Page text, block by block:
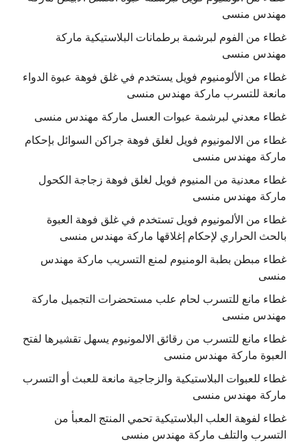
مهندس منسى
غطاء من الفوم لبرشمة برطمانات البلاستيكية ماركة
مهندس منسى
غطاء من الألومنيوم فويل يستخدم في غلق فوهة عبوة الدواء
مانعة للتسرب ماركة مهندس منسى
غطاء معدني لبرشمة عبوات العسل ماركة مهندس منسى
غطاء من الالمونيوم فويل لغلق فوهة جراكن السوائل بإحكام
ماركة مهندس منسى
غطاء معدنية من المنيوم فويل لغلق فوهة زجاجة الكحول
ماركة مهندس منسى
غطاء من الألمونيوم فويل تستخدم في غلق فوهة العبوة
بالحث الحراري لإحكام إغلاقها ماركة مهندس منسى
غطاء مبطن بطبة الومنيوم لمنع التسريب ماركة مهندس
منسى
غطاء مانع للتسرب لحام علب مستحضرات التجميل ماركة
مهندس منسى
غطاء مانع للتسرب من رقائق الالمونيوم يسهل تقشيرها لفتح
العبوة ماركة مهندس منسى
غطاء للعبوات البلاستيكية والزجاجية مانعة للعبث أو التسرب
ماركة مهندس منسى
غطاء لفوهة العلب البلاستيكية تحمي المنتج المعبأ من
التسرب والتلف ماركة مهندس منسى